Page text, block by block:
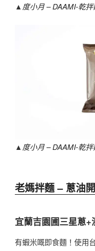
▲ 度小月 – DAAMI-乾
▲ 度小月 – DAAMI-乾
老媽拌麵 – 蔥油
宜蘭吉園圃三星蔥+
有蝦米嘅即食麵！使用